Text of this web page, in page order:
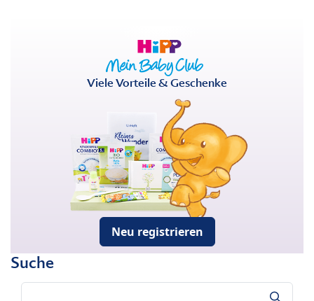
Viele Vorteile & Geschenke
Neu registrieren
Suche